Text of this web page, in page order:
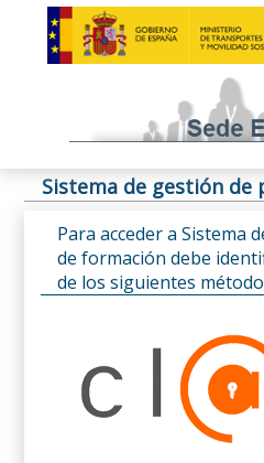
Sistema de gestión de
Para acceder a Sistema
de formación debe
de los siguientes